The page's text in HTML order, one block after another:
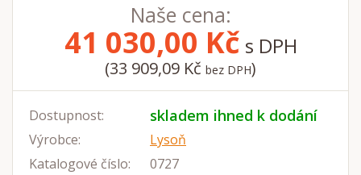
Naše cena:
41 030,00 Kč s DPH
(33 909,09 Kč bez DPH)
Dostupnost: skladem ihned k dodání
Výrobce:
Lysoň
Katalogové číslo:
0727